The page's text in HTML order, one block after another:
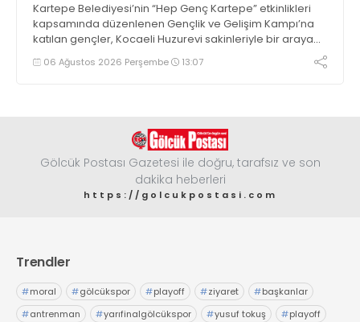
Kartepe Belediyesi’nin “Hep Genç Kartepe” etkinlikleri
kapsamında düzenlenen Gençlik ve Gelişim Kampı’na
katılan gençler, Kocaeli Huzurevi sakinleriyle bir araya
geldi06 Ağustos 2026 Perşembe 13:07
Gölcük Postası Gazetesi ile doğru, tarafsız ve son
dakika heberleri
https://golcukpostasi.com
Trendler
#moral #gölcükspor #playoff #ziyaret #başkanlar
#antrenman #yarıfinalgölcükspor #yusuf tokuş #playoff